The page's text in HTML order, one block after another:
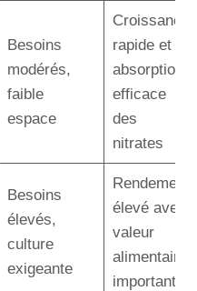
Besoins
modérés,
faible
espace
Croissance
rapide et
absorption
efficace
des
nitrates
Besoins
élevés,
culture
exigeante
Rendement
élevé avec
valeur
alimentaire
importante